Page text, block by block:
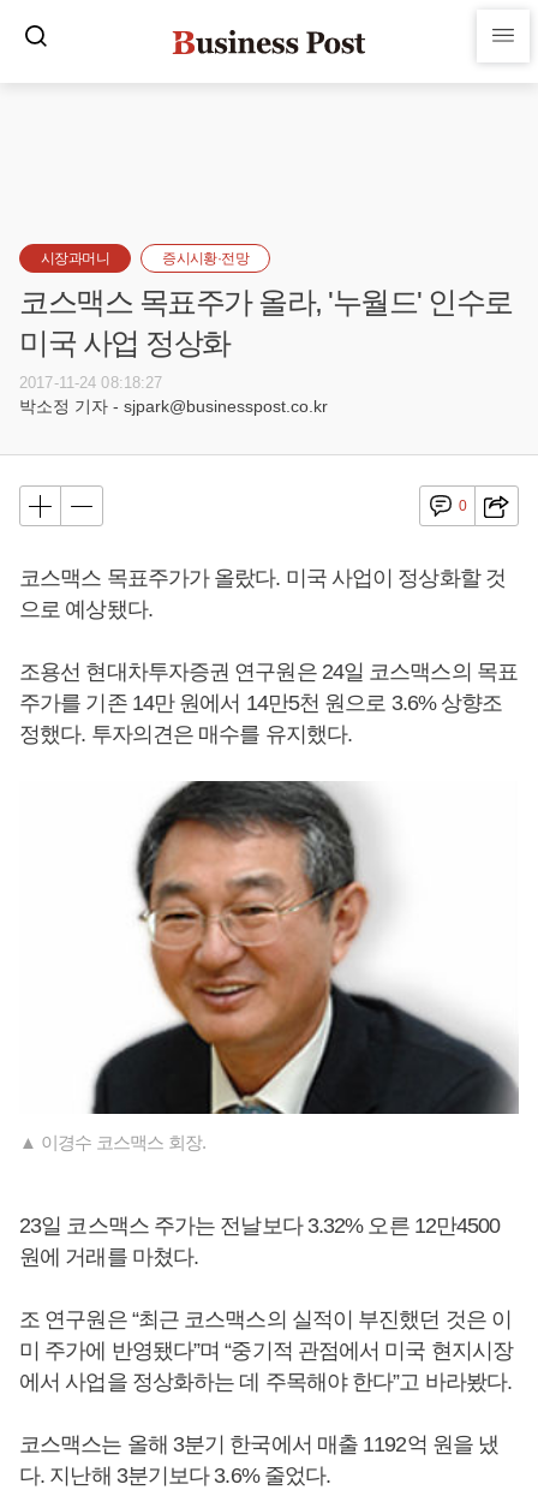
시장과머니 증시시황·전망
코스맥스 목표주가 올라, '누월드' 인수로
미국 사업 정상화
2017-11-24 08:18:27
박소정 기자 - sjpark@businesspost.co.kr
0
코스맥스 목표주가가 올랐다. 미국 사업이 정상화할 것
으로 예상됐다.
조용선 현대차투자증권 연구원은 24일 코스맥스의 목표
주가를 기존 14만 원에서 14만5천 원으로 3.6% 상향조
정했다. 투자의견은 매수를 유지했다.
▲ 이경수 코스맥스 회장.
23일 코스맥스 주가는 전날보다 3.32% 오른 12만4500
원에 거래를 마쳤다.
조 연구원은 “최근 코스맥스의 실적이 부진했던 것은 이
미 주가에 반영됐다”며 “중기적 관점에서 미국 현지시장
에서 사업을 정상화하는 데 주목해야 한다”고 바라봤다.
코스맥스는 올해 3분기 한국에서 매출 1192억 원을 냈
다. 지난해 3분기보다 3.6% 줄었다.